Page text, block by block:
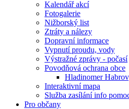
Kalendář akcí
Fotogalerie
Nižborský list
Ztráty a nálezy
Dopravní informace
Vypnutí proudu, vody
Výstražné zprávy - počasí
Povodňová ochrana obce
Hladinomer
Interaktivní mapa
Služba zasílání info
Pro občany